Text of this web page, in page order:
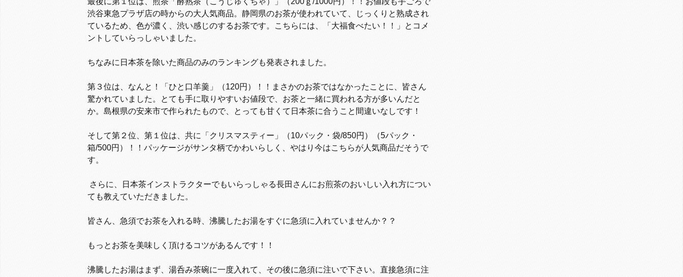
渋谷東急プラザ店の時からの大人気商品。静岡県のお茶が使われていて、じっくりと熟成され
ているため、色が濃く、渋い感じのするお茶です。こちらには、「大福食べたい！！」とコメ
ントしていらっしゃいました。
ちなみに日本茶を除いた商品のみのランキングも発表されました。
第３位は、なんと！「ひと口羊羹」（120円）！！まさかのお茶ではなかったことに、皆さん
驚かれていました。とても手に取りやすいお値段で、お茶と一緒に買われる方が多いんだと
か。島根県の安来市で作られたもので、とっても甘くて日本茶に合うこと間違いなしです！
そして第２位、第１位は、共に「クリスマスティー」（10パック・袋/850円）（5パック・
箱/500円）！！パッケージがサンタ柄でかわいらしく、やはり今はこちらが人気商品だそうで
す。
さらに、日本茶インストラクターでもいらっしゃる長田さんにお煎茶のおいしい入れ方につい
ても教えていただきました。
皆さん、急須でお茶を入れる時、沸騰したお湯をすぐに急須に入れていませんか？？
もっとお茶を美味しく頂けるコツがあるんです！！
沸騰したお湯はまず、湯呑み茶碗に一度入れて、その後に急須に注いで下さい。直接急須に注